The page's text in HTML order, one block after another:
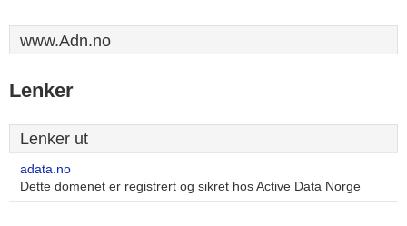
www.Adn.no
Lenker
Lenker ut
adata.no
Dette domenet er registrert og sikret hos Active Data Norge